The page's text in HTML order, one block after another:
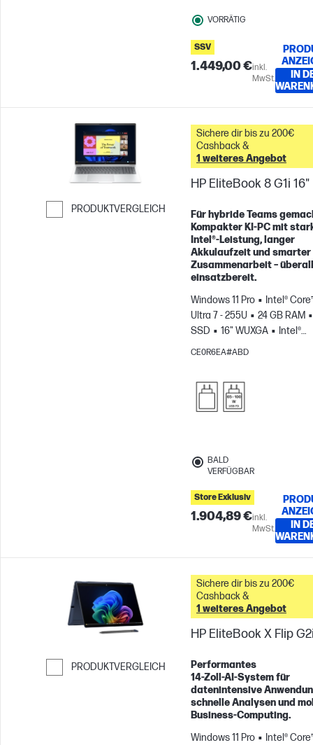
VORRÄTIG
SSV
1.449,00 €inkl.
MwSt.
IN
PRODUKTVERGLEICH
Weiter zum Vergleichen
Sichere dir bis zu 200€
Cashback &
1 weiteres Angebot
HP EliteBook 8 G1i 16"
Für hybride Teams
Kompakter KI-PC mit
Intel®-Leistung, langer
Akkulaufzeit und smarter
Zusammenarbeit – überall
einsatzbereit.
Windows 11 Pro
Intel®
Ultra 7 - 255U
24 GB RAM
SSD
16" WUXGA
Intel®
Grafikkarte
CE0R6EA#ABD
BALD
VERFÜGBAR
Store Exklusiv
1.904,89 €inkl.
MwSt.
IN
PRODUKTVERGLEICH
Weiter zum Vergleichen
Sichere dir bis zu 200€
Cashback &
1 weiteres Angebot
HP EliteBook X Flip
Performantes
14‑Zoll‑AI‑System für
datenintensive
schnelle Analysen und
Business‑Computing.
Windows 11 Pro
Intel®